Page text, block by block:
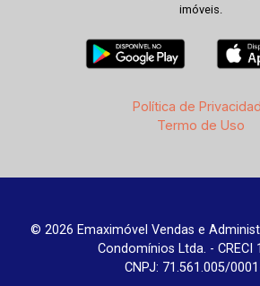
imóveis.
Política de
Termo de Uso
© 2026 Emaximóvel Vendas e
Condomínios Ltda. - CRECI
CNPJ: 71.561.005/